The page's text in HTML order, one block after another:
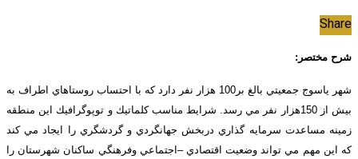
Share
شرح مختصر:
شهر ياسوج جمعيتي بالغ بر100 هزار نفر دارد كه با احتساب روستاهاي اطراف به
بيش از 150هزار نفر مي رسد. شرايط مناسب كلماتيك و توپوگرافيك اين منطقه
زمينه مساعدت سرمايه گذاري دربخش جهانگردي و گردشگري را ايجاد مي كند
كه اين مهم مي تواند وضعيت اقتصادي –اجتماعي وفرهنگي ساكنان شهرستان را